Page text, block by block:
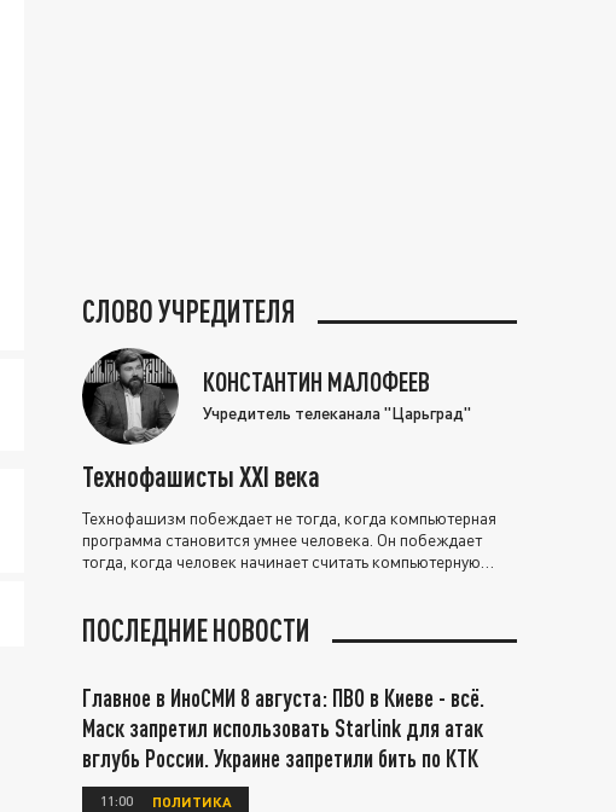
СЛОВО УЧРЕДИТЕЛЯ
КОНСТАНТИН МАЛОФЕЕВ
Учредитель телеканала "Царьград"
Технофашисты XXI века
Технофашизм побеждает не тогда, когда компьютерная
программа становится умнее человека. Он побеждает
тогда, когда человек начинает считать компьютерную
ПОСЛЕДНИЕ НОВОСТИ
Главное в ИноСМИ 8 августа: ПВО в Киеве - всё.
Маск запретил использовать Starlink для атак
вглубь России. Украине запретили бить по КТК
11:00 ПОЛИТИКА